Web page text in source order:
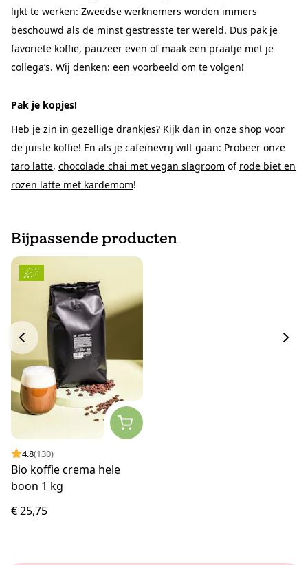
lijkt te werken: Zweedse werknemers worden immers
beschouwd als de minst gestresste ter wereld. Dus pak je
favoriete koffie, pauzeer even of maak een praatje met je
collega’s. Wij denken: een voorbeeld om te volgen!
Pak je kopjes!
Heb je zin in gezellige drankjes? Kijk dan in onze shop voor
de juiste koffie! En als je cafeïnevrij wilt gaan: Probeer onze
taro latte, chocolade chai met vegan slagroom of rode biet en
rozen latte met kardemom!
Bijpassende producten
4.8(130)
Bio koffie crema hele
boon 1 kg
€ 25,75